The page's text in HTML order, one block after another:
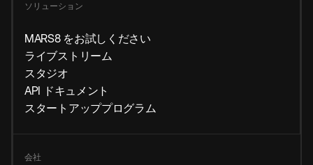
ソリューション
MARS8 をお試しください
ライブストリーム
スタジオ
API ドキュメント
スタートアッププログラム
会社